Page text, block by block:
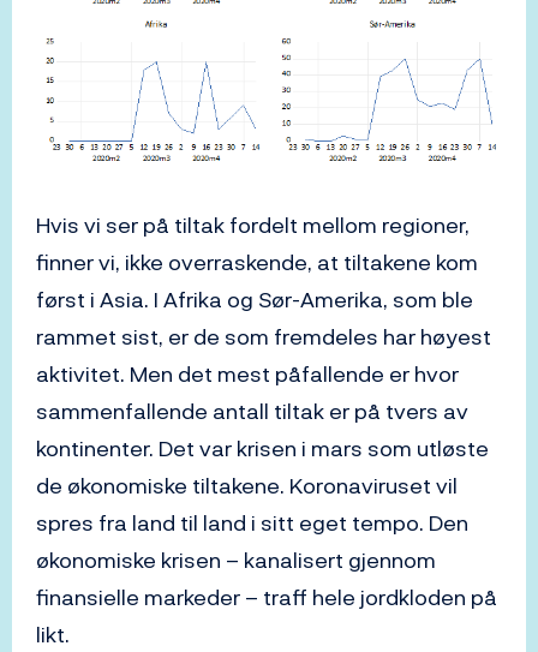
Hvis vi ser på tiltak fordelt mellom regioner,
finner vi, ikke overraskende, at tiltakene kom
først i Asia. I Afrika og Sør-Amerika, som ble
rammet sist, er de som fremdeles har høyest
aktivitet. Men det mest påfallende er hvor
sammenfallende antall tiltak er på tvers av
kontinenter. Det var krisen i mars som utløste
de økonomiske tiltakene. Koronaviruset vil
spres fra land til land i sitt eget tempo. Den
økonomiske krisen – kanalisert gjennom
finansielle markeder – traff hele jordkloden på
likt.